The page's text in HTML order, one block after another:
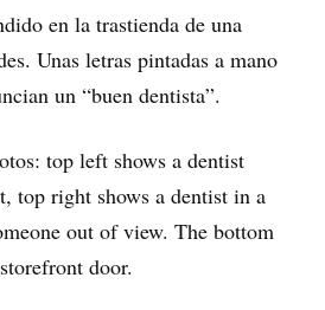
en la trastienda de una
Unas letras pintadas a mano
un “buen dentista”.